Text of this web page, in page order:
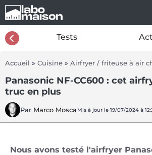
Aller
au
contenu
Tests
Accueil » Cuisine » Airfryer / friteuse à air
Panasonic NF-CC600 : cet
truc en plus
Par Marco Mosca Mis à jour le 19/07/2024 à
Nous avons testé l'airfryer